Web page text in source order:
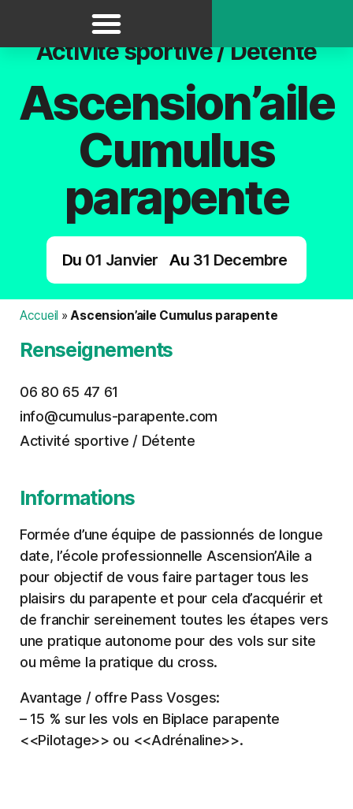
Activité sportive / Détente
Ascension’aile
Cumulus
parapente
Du 01 Janvier Au 31 Decembre
Accueil »Ascension’aile Cumulus parapente
Renseignements
06 80 65 47 61
info@cumulus-parapente.com
Activité sportive / Détente
Informations
Formée d’une équipe de passionnés de longue
date, l’école professionnelle Ascension’Aile a
pour objectif de vous faire partager tous les
plaisirs du parapente et pour cela d’acquérir et
de franchir sereinement toutes les étapes vers
une pratique autonome pour des vols sur site
ou même la pratique du cross.
Avantage / offre Pass Vosges:
– 15 % sur les vols en Biplace parapente
<<Pilotage>> ou <<Adrénaline>>.